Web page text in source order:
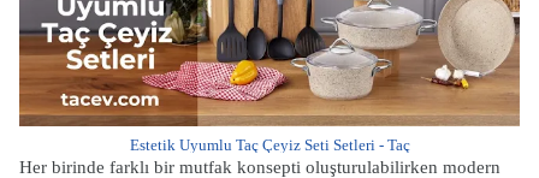
Estetik Uyumlu Taç Çeyiz Seti Setleri - Taç
Her birinde farklı bir mutfak konsepti oluşturulabilirken modern